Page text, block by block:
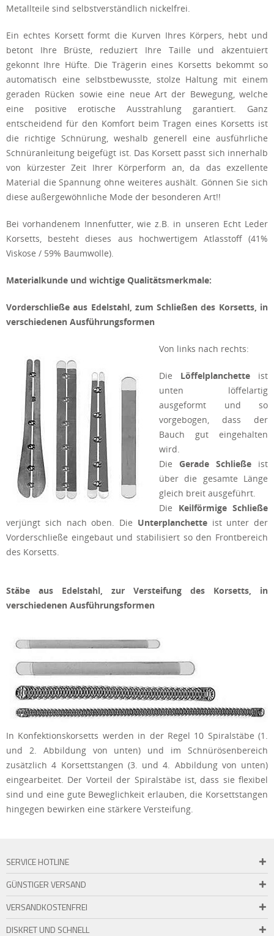
Metallteile sind selbstverständlich nickelfrei.
Ein echtes Korsett formt die Kurven Ihres Körpers, hebt und
betont Ihre Brüste, reduziert Ihre Taille und akzentuiert
gekonnt Ihre Hüfte. Die Trägerin eines Korsetts bekommt so
automatisch eine selbstbewusste, stolze Haltung mit einem
geraden Rücken sowie eine neue Art der Bewegung, welche
eine positive erotische Ausstrahlung garantiert. Ganz
entscheidend für den Komfort beim Tragen eines Korsetts ist
die richtige Schnürung, weshalb generell eine ausführliche
Schnüranleitung beigefügt ist. Das Korsett passt sich innerhalb
von kürzester Zeit Ihrer Körperform an, da das exzellente
Material die Spannung ohne weiteres aushält. Gönnen Sie sich
diese außergewöhnliche Mode der besonderen Art!!
Bei vorhandenem Innenfutter, wie z.B. in unseren Echt Leder
Korsetts, besteht dieses aus hochwertigem Atlasstoff (41%
Viskose / 59% Baumwolle).
Materialkunde und wichtige Qualitätsmerkmale:
Vorderschließe aus Edelstahl, zum Schließen des Korsetts, in
verschiedenen Ausführungsformen
Von links nach rechts:
Die Löffelplanchette ist
unten löffelartig
ausgeformt und so
vorgebogen, dass der
Bauch gut eingehalten
wird.
Die Gerade Schließe ist
über die gesamte Länge
gleich breit ausgeführt.
Die Keilförmige Schließe
verjüngt sich nach oben. Die Unterplanchetteist unter der
Vorderschließe eingebaut und stabilisiert so den Frontbereich
des Korsetts.
Stäbe aus Edelstahl, zur Versteifung des Korsetts, in
verschiedenen Ausführungsformen
In Konfektionskorsetts werden in der Regel 10 Spiralstäbe (1.
und 2. Abbildung von unten) und im Schnürösenbereich
zusätzlich 4 Korsettstangen (3. und 4. Abbildung von unten)
eingearbeitet. Der Vorteil der Spiralstäbe ist, dass sie flexibel
sind und eine gute Beweglichkeit erlauben, die Korsettstangen
hingegen bewirken eine stärkere Versteifung.
SERVICE HOTLINE
GÜNSTIGER VERSAND
VERSANDKOSTENFREI
DISKRET UND SCHNELL